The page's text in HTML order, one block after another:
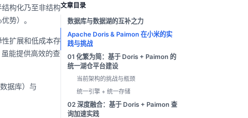
构化乃至非结构
势）。
扩展和低成本存
能提供高效的查
据库）与
文章目录
数据库与数据湖的互补之力
Apache Doris & Paimon 在小米的实
践与挑战
01 化繁为简：基于 Doris + Paimon 的
统一湖仓平台建设
当前架构的挑战与瓶颈
统一引擎 + 统一存储
02 深度融合：基于 Doris + Paimon 查
询加速实践